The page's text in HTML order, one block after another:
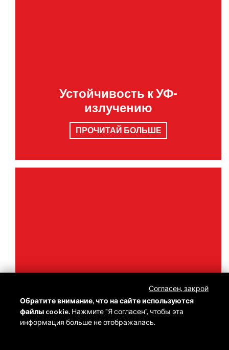
Устойчивость к УФ-
излучению
ПРОЧИТАЙ БОЛЬШЕ
Термостойкость
ПРОЧИТАЙ БОЛЬШЕ
Обратите внимание, что на сайте используются
файлы cookie. Нажмите "Я согласен", чтобы эта
информация больше не отображалась.
Согласен, закрой